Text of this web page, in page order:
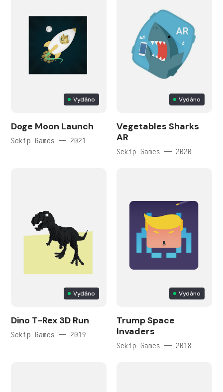
Vydáno
Doge Moon Launch
Sekip Games — 2021
Vydáno
Vegetables Sharks
AR
Sekip Games — 2020
Vydáno
Dino T-Rex 3D Run
Sekip Games — 2019
Vydáno
Trump Space
Invaders
Sekip Games — 2018